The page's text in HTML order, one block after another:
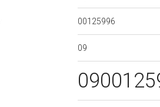
00125996
09